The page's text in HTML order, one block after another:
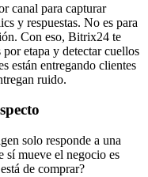
canal para capturar
y respuestas. No es para
Con eso, Bitrix24 te
etapa y detectar cuellos
están entregando clientes
ruido.
solo responde a una
sí mueve el negocio es
de comprar?